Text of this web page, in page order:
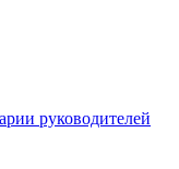
руководителей